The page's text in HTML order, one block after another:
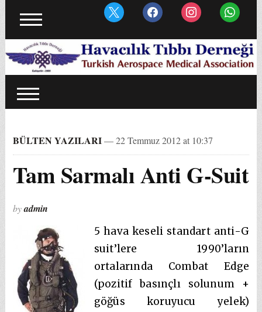
BÜLTEN YAZILARI— 22 Temmuz 2012 at 10:37
Tam Sarmalı Anti G-Suit
byadmin
5 hava keseli standart anti-G
suit’lere 1990’ların
ortalarında Combat Edge
(pozitif basınçlı solunum +
göğüs koruyucu yelek)